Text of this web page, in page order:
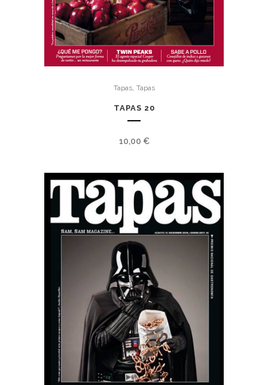
Tapas, Tapas
TAPAS 20
10,00 €